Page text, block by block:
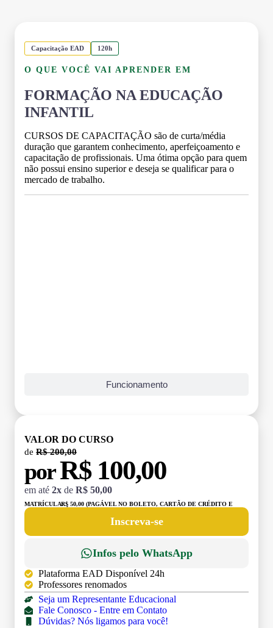
Capacitação EAD 120h
O QUE VOCÊ VAI APRENDER EM
FORMAÇÃO NA EDUCAÇÃO
INFANTIL
CURSOS DE CAPACITAÇÃO são de curta/média
duração que garantem conhecimento, aperfeiçoamento e
capacitação de profissionais. Uma ótima opção para quem
não possui ensino superior e deseja se qualificar para o
mercado de trabalho.
Funcionamento
VALOR DO CURSO
de R$ 200,00
porR$ 100,00
em até 2x de R$ 50,00
MATRÍCULA:R$ 50,00 (PAGÁVEL NO BOLETO, CARTÃO DE CRÉDITO E
Inscreva-se
Infos pelo WhatsApp
Plataforma EAD Disponível 24h
Professores renomados
Seja um Representante Educacional
Fale Conosco - Entre em Contato
Dúvidas? Nós ligamos para você!